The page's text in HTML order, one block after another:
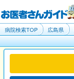
病院検索TOP 広島県